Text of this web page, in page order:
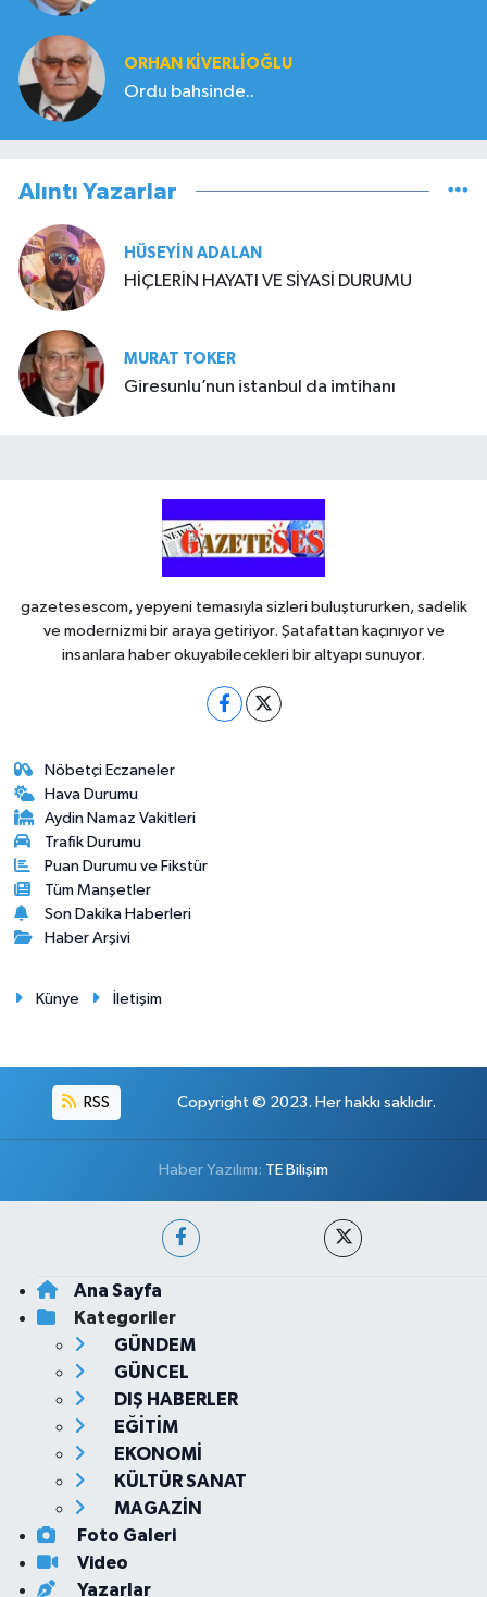
ORHAN KIVERLIOĞLU
Ordu bahsinde..
Alıntı Yazarlar
HÜSEYIN ADALAN
HİÇLERİN HAYATI VE SİYASİ DURUMU
MURAT TOKER
Giresunlu’nun istanbul da imtihanı
gazetesescom, yepyeni temasıyla sizleri buluştururken, sadelik
ve modernizmi bir araya getiriyor. Şatafattan kaçınıyor ve
insanlara haber okuyabilecekleri bir altyapı sunuyor.
Nöbetçi Eczaneler
Hava Durumu
Aydin Namaz Vakitleri
Trafik Durumu
Puan Durumu ve Fikstür
Tüm Manşetler
Son Dakika Haberleri
Haber Arşivi
Künye İletişim
RSS Copyright © 2023. Her hakkı saklıdır.
Haber Yazılımı: TE Bilişim
Ana Sayfa
Kategoriler
GÜNDEM
GÜNCEL
DIŞ HABERLER
EĞİTİM
EKONOMİ
KÜLTÜR SANAT
MAGAZİN
Foto Galeri
Video
Yazarlar